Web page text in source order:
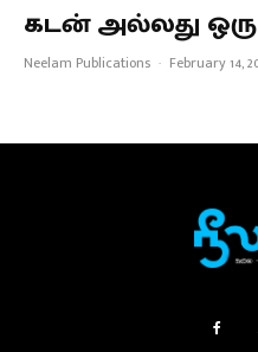
கடன் அல்லது ஒரு
Neelam Publications · February 14,